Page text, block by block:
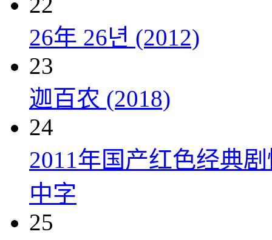
26年 26년 (2012)
23
迦百农 (2018)
24
2011年国产红色经典
中字
25